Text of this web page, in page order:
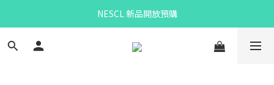
Bandit Summer
NESCL 新品開放預購
eou預購